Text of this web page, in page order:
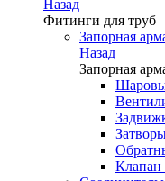
Назад
Фитинги для труб
Запорная
Назад
Запорная
Клапан